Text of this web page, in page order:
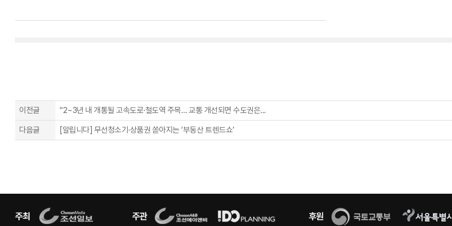
이전글 “2~3년 내 개통될 고속도로·철도역 주목… 교통 개선되면 수도권은...
다음글 [알립니다] 무선청소기·상품권 쏟아지는 ‘부동산 트렌드쇼’